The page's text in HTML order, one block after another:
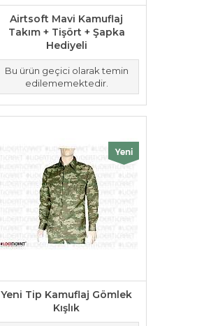
Airtsoft Mavi Kamuflaj
Takım + Tişört + Şapka
Hediyeli
Bu ürün geçici olarak temin
edilememektedir.
Yeni Tip Kamuflaj Gömlek
Kışlık